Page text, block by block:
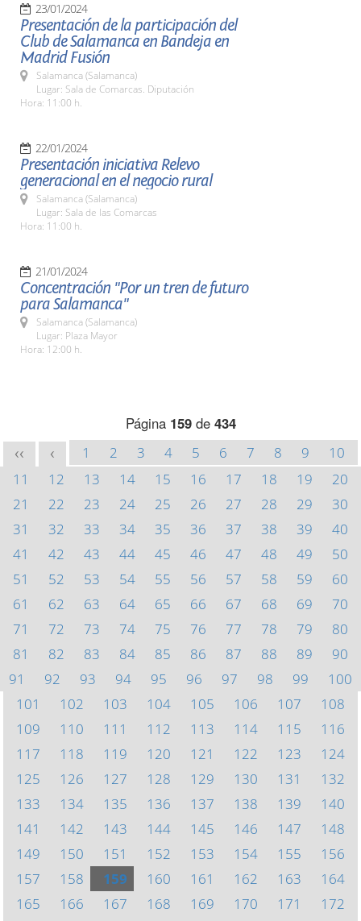
23/01/2024
Presentación de la participación del
Club de Salamanca en Bandeja en
Madrid Fusión
Salamanca (Salamanca)
Lugar: Sala de Comarcas. Diputación
Hora: 11:00 h.
22/01/2024
Presentación iniciativa Relevo
generacional en el negocio rural
Salamanca (Salamanca)
Lugar: Sala de las Comarcas
Hora: 11:00 h.
21/01/2024
Concentración "Por un tren de futuro
para Salamanca"
Salamanca (Salamanca)
Lugar: Plaza Mayor
Hora: 12:00 h.
Página 159de 434
<< < 1 2 3 4 5 6 7 8 9
10
11
12 13 14 15 16 17 18 19
20
21
22 23 24 25 26 27 28 29
30
31
32 33 34 35 36 37 38 39
40
41
42 43 44 45 46 47 48 49
50
51
52 53 54 55 56 57 58 59
60
61
62 63 64 65 66 67 68 69
70
71
72 73 74 75 76 77 78 79
80
81
82 83 84 85 86 87 88 89
90
91
92 93 94 95 96 97 98 99
100
101
102 103 104 105 106 107
108
109
110 111 112 113 114 115
116
117
118 119 120 121 122 123
124
125
126 127 128 129 130 131
132
133
134 135 136 137 138 139
140
141
142 143 144 145 146 147
148
149
150 151 152 153 154 155
156
157
158 159 160 161 162 163
164
165
166 167 168 169 170 171
172